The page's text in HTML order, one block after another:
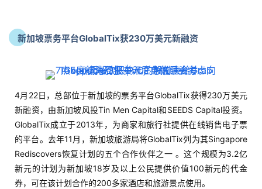
新加坡票务平台GlobalTix获230万美元新融资
4月22日，总部位于新加坡的票务平台GlobalTix获得230万美元
新融资，由新加坡风投Tin Men Capital和SEEDS Capital投资。
GlobalTix成立于2013年，为商家和旅行社提供在线销售电子票
的平台。去年11月，新加坡旅游局将GlobalTix列为其Singapore
Rediscovers恢复计划的五个合作伙伴之一 。这个规模为3.2亿
新元的计划为新加坡18岁及以上公民提供价值100新元的代金
券，可在该计划合作的200多家酒店和旅游景点使用。